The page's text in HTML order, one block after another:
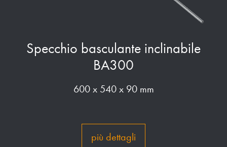
Specchio basculante inclinabile
BA300
600 x 540 x 90 mm
più dettagli